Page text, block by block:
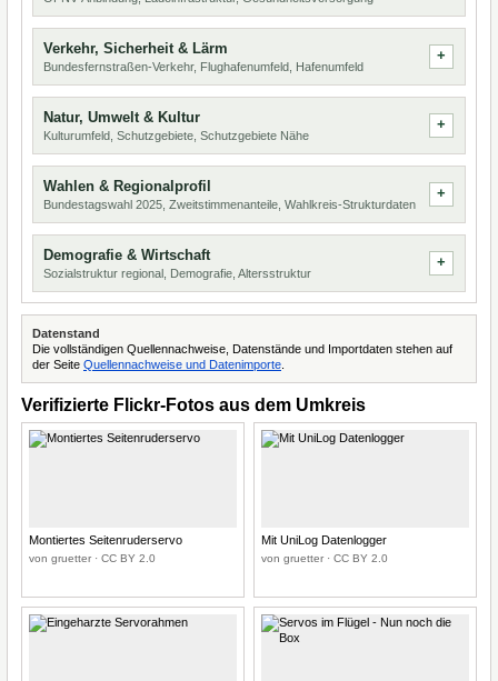
Verkehr, Sicherheit & Lärm
Bundesfernstraßen-Verkehr, Flughafenumfeld, Hafenumfeld
Natur, Umwelt & Kultur
Kulturumfeld, Schutzgebiete, Schutzgebiete Nähe
Wahlen & Regionalprofil
Bundestagswahl 2025, Zweitstimmenanteile, Wahlkreis-Strukturdaten
Demografie & Wirtschaft
Sozialstruktur regional, Demografie, Altersstruktur
Datenstand
Die vollständigen Quellennachweise, Datenstände und Importdaten stehen auf
der Seite Quellennachweise und Datenimporte
Verifizierte Flickr-Fotos aus dem Umkreis
Montiertes Seitenruderservo
von gruetter · CC BY 2.0
Mit UniLog Datenlogger
von gruetter · CC BY 2.0